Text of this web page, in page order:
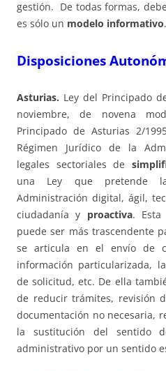
gestión. De todas formas,
es sólo un modelo informativo.
Disposiciones
Asturias. Ley del Principado
noviembre, de novena
Principado de Asturias 2/
Régimen Jurídico de la
legales sectoriales de
una Ley que pretende
Administración digital, ágil,
ciudadanía y proactiva. Esta
puede ser más trascendente
se articula en el envío de
información particularizada,
de solicitud, etc. De ella
de reducir trámites, revisión
documentación no necesaria,
la sustitución del sentido
administrativo por un sentido